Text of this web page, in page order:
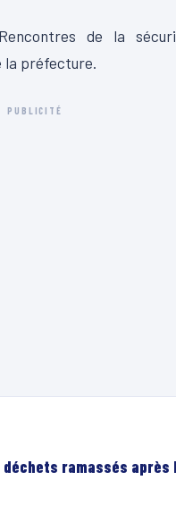
de la
la préfecture.
PUBLICITÉ
déchets ramassés